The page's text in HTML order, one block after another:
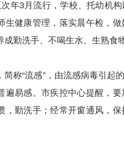
年3月流行，学校、托幼机
生健康管理，落实晨午检，
成勤洗手、不喝生水、生熟食
简称“流感”，由流感病毒引起
遍易感。市疾控中心提醒，
，勤洗手；经常开窗通风，